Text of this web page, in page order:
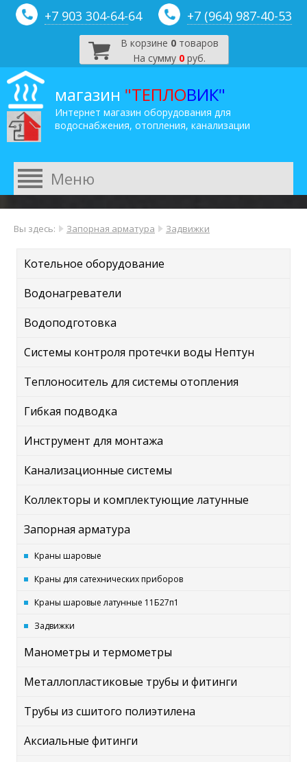
+7 903 304-64-64 +7 (964) 987-40-53
В корзине 0товаров
На сумму 0 руб.
магазин "ТЕПЛОВИК"
Интернет магазин оборудования для
водоснабжения, отопления, канализации
Вы здесь: Запорная арматура Задвижки
Котельное оборудование
Водонагреватели
Водоподготовка
Системы контроля протечки воды Нептун
Теплоноситель для системы отопления
Гибкая подводка
Инструмент для монтажа
Канализационные системы
Коллекторы и комплектующие латунные
Запорная арматура
Краны шаровые
Краны для сатехнических приборов
Краны шаровые латунные 11Б27п1
Задвижки
Манометры и термометры
Металлопластиковые трубы и фитинги
Трубы из сшитого полиэтилена
Аксиальные фитинги